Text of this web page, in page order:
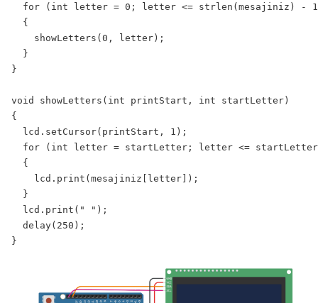
for (int letter = 0; letter <= strlen(mesajiniz) -
  {
    showLetters(0, letter);
  }
}
void showLetters(int printStart, int startLetter)
{
  lcd.setCursor(printStart, 1);
for (int letter = startLetter; letter <=
  {
    lcd.print(mesajiniz[letter]);
  }
  lcd.print(" ");
  delay(250);